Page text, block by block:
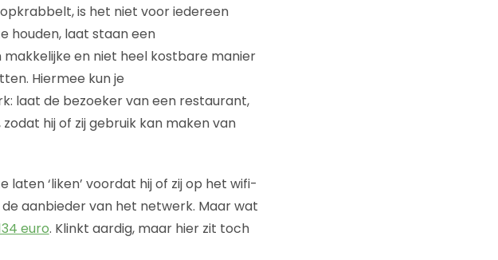
is het niet voor iedereen
houden, laat staan een
en niet heel kostbare manier
Hiermee kun je
laat de bezoeker van een restaurant,
hij of zij gebruik kan maken van
‘liken’ voordat hij of zij op het wifi-
aanbieder van het netwerk. Maar wat
euro. Klinkt aardig, maar hier zit toch